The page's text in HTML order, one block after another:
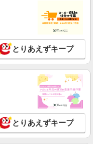
とりあえずキープ
とりあえずキープ